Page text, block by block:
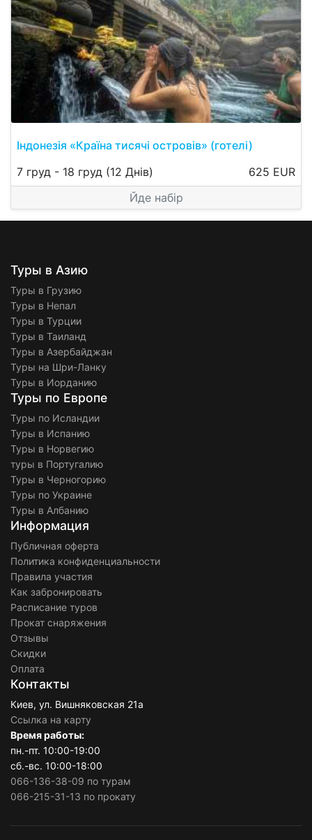
Індонезія «Країна тисячі островів» (готелі)
7 груд - 18 груд (12 Днів)
625 EUR
Йде набір
Туры в Азию
Туры в Грузию
Туры в Непал
Туры в Турции
Туры в Таиланд
Туры в Азербайджан
Туры на Шри-Ланку
Туры в Иорданию
Туры по Европе
Туры по Исландии
Туры в Испанию
Туры в Норвегию
туры в Португалию
Туры в Черногорию
Туры по Украине
Туры в Албанию
Информация
Публичная оферта
Политика конфиденциальности
Правила участия
Как забронировать
Расписание туров
Прокат снаряжения
Отзывы
Скидки
Оплата
Контакты
Киев, ул. Вишняковская 21а
Ссылка на карту
Время работы:
пн.-пт. 10:00-19:00
сб.-вс. 10:00-18:00
066-136-38-09 по турам
066-215-31-13 по прокату